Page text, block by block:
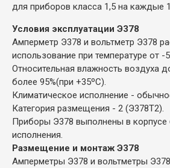
для приборов класса 1,5 на каждые
Условия эксплуатации Э378
Амперметр Э378 и вольтметр Э378
использование при температуре от -
Относительная влажность воздуха
более 95%(при +35ºС).
Климатическое исполнение -
Категория размещения - 2 (Э378Т2).
Приборы Э378 выполнены в корпусе
исполнения.
Размещение и монтаж Э378
Амперметры Э378 и вольтметры